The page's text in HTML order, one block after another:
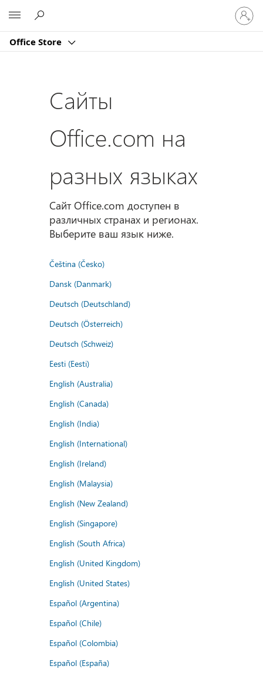
Office Store
в
Сайты
Office.com на
разных языках
Сайт Office.com доступен в
различных странах и регионах.
Выберите ваш язык ниже.
Čeština (Česko)
Dansk (Danmark)
Deutsch (Deutschland)
Deutsch (Österreich)
Deutsch (Schweiz)
Eesti (Eesti)
English (Australia)
English (Canada)
English (India)
English (International)
English (Ireland)
English (Malaysia)
English (New Zealand)
English (Singapore)
English (South Africa)
English (United Kingdom)
English (United States)
Español (Argentina)
Español (Chile)
Español (Colombia)
Español (España)